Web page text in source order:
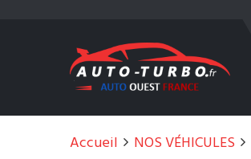
Accueil NOS VÉHICULES